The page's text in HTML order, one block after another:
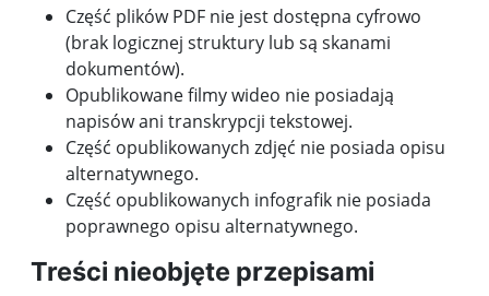
Część plików PDF nie jest dostępna cyfrowo
(brak logicznej struktury lub są skanami
dokumentów).
Opublikowane filmy wideo nie posiadają
napisów ani transkrypcji tekstowej.
Część opublikowanych zdjęć nie posiada opisu
alternatywnego.
Część opublikowanych infografik nie posiada
poprawnego opisu alternatywnego.
Treści nieobjęte przepisami